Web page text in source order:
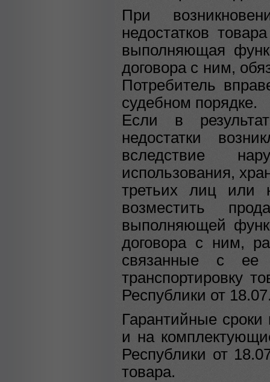
При
недостатков
выполняющая
договора с ним,
Потребитель
судебном порядке.
Если в
недостатки
вследствие
использования,
третьих лиц или
возместить
выполняющей
договора с ним,
связанные с ее
транспортировку
Республики от
Гарантийные сроки
и на
Республики от
товара.